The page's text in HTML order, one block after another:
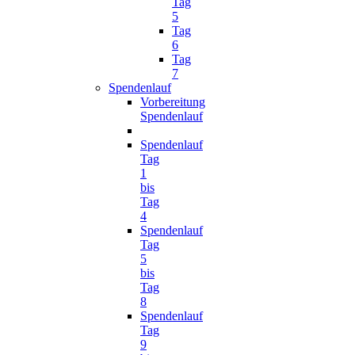
5
Tag
6
Tag
7
Spendenlauf
Vorbereitung
Spendenlauf
Spendenlauf
Tag
1
bis
Tag
4
Spendenlauf
Tag
5
bis
Tag
8
Spendenlauf
Tag
9